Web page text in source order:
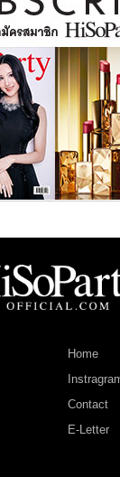
Home
Contact
E-Letter